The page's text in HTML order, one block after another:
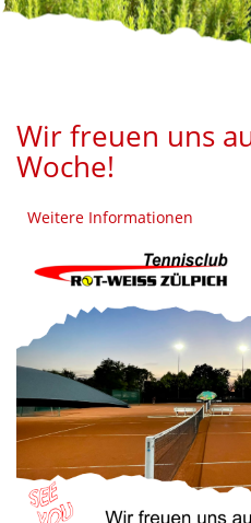
Wir freuen uns
Woche!
Weitere Informationen